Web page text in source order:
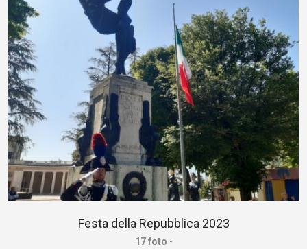
Festa della Repubblica 2023
17 foto -